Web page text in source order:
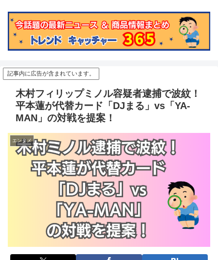
記事内に広告が含まれています。
木村フィリップミノル容疑者逮捕で波紋！
平本蓮が代替カード「DJまる」vs「YA-
MAN」の対戦を提案！
エンタメ